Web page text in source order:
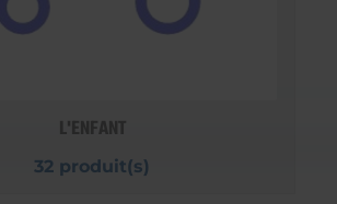
L'ENFANT
32 produit(s)